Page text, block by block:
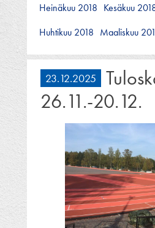
Heinäkuu 2018 Kesäkuu
Huhtikuu 2018 Maaliskuu
23.12.2025
26.11.-20.12.